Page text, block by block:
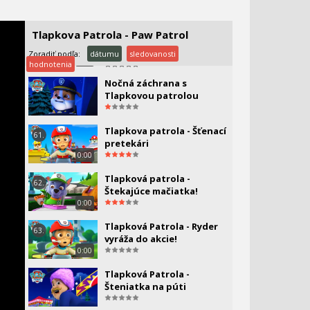
Tlapkova Patrola - Paw Patrol
Zoradiť podľa: dátumu
sledovanosti
hodnotenia
0:00
59.
Tlapkova patrola -
Humdinger uteká z
hniezda!
Nočná záchrana s
Tlapkovou patrolou
0:00
61.
Tlapkova patrola - Šťenací
pretekári
0:00
62.
Tlapková patrola -
Štekajúce mačiatka!
0:00
63.
Tlapková Patrola - Ryder
vyráža do akcie!
Tlapková Patrola -
Šteniatka na púti